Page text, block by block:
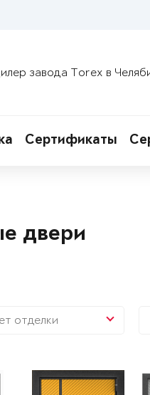
завода Torex в
Сертификаты
двери
отделки